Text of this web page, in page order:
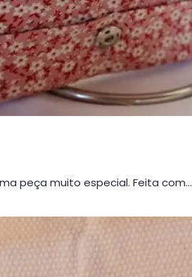
peça muito especial. Feita com…